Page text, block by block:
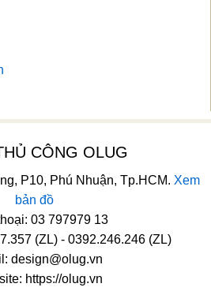
CÔNG OLUG
P10, Phú Nhuận, Tp.HCM. Xem
bản đồ
03 797979 13
(ZL) - 0392.246.246 (ZL)
design@olug.vn
https://olug.vn